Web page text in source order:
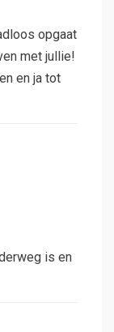
opgaat
met jullie!
en ja tot
is en